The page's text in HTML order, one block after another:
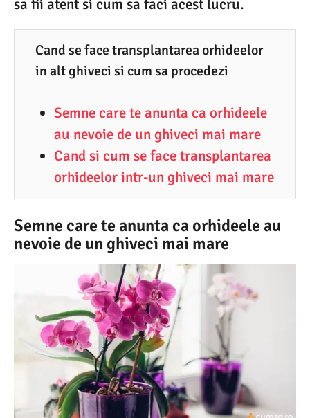
0
.
sa fii atent si cum sa faci acest lucru.
Cand se face transplantarea orhideelor
in alt ghiveci si cum sa procedezi
Semne care te anunta ca orhideele
au nevoie de un ghiveci mai mare
Cand si cum se face transplantarea
orhideelor intr-un ghiveci mai mare
Semne care te anunta ca orhideele au
nevoie de un ghiveci mai mare